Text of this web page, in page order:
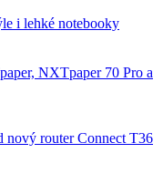
i lehké notebooky
NXTpaper 70 Pro a
nový router Connect T36